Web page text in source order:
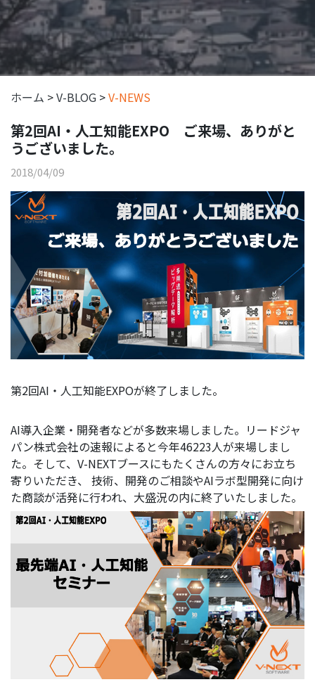
ホーム >V-BLOG >V-NEWS
第2回AI・人工知能EXPO ご来場、ありがと
うございました。
2018/04/09
第2回AI・人工知能EXPOが終了しました。
AI導入企業・開発者などが多数来場しました。リードジャ
パン株式会社の速報によると今年46223人が来場しまし
た。そして、V-NEXTブースにもたくさんの方々にお立ち
寄りいただき、 技術、開発のご相談やAIラボ型開発に向け
た商談が活発に行われ、大盛況の内に終了いたしました。